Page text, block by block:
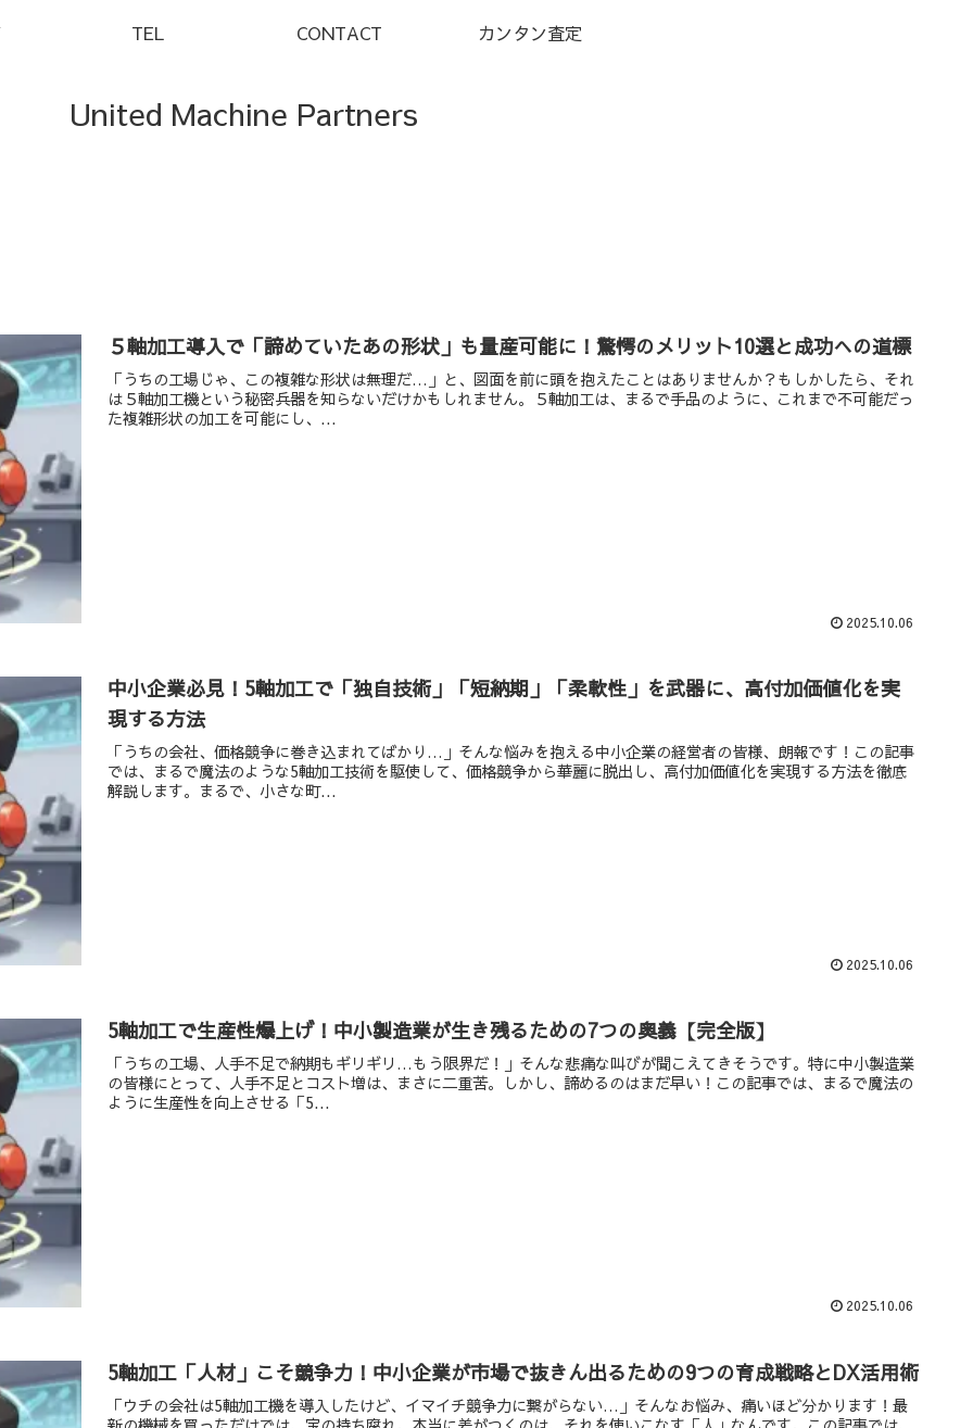
United Machine Partners
TEL CONTACT カンタン査定
５軸加工導入で「諦めていたあの形状」も量産可能に！驚愕のメリット10選と成功への道標
「うちの工場じゃ、この複雑な形状は無理だ…」と、図面を前に頭を抱えたことはありませんか？もしかしたら、それ
は５軸加工機という秘密兵器を知らないだけかもしれません。５軸加工は、まるで手品のように、これまで不可能だっ
た複雑形状の加工を可能にし、...
2025.10.06
中小企業必見！5軸加工で「独自技術」「短納期」「柔軟性」を武器に、高付加価値化を実
現する方法
「うちの会社、価格競争に巻き込まれてばかり…」そんな悩みを抱える中小企業の経営者の皆様、朗報です！この記事
では、まるで魔法のような5軸加工技術を駆使して、価格競争から華麗に脱出し、高付加価値化を実現する方法を徹底
解説します。まるで、小さな町...
2025.10.06
5軸加工で生産性爆上げ！中小製造業が生き残るための7つの奥義【完全版】
「うちの工場、人手不足で納期もギリギリ…もう限界だ！」そんな悲痛な叫びが聞こえてきそうです。特に中小製造業
の皆様にとって、人手不足とコスト増は、まさに二重苦。しかし、諦めるのはまだ早い！この記事では、まるで魔法の
ように生産性を向上させる「5...
2025.10.06
5軸加工「人材」こそ競争力！中小企業が市場で抜きん出るための9つの育成戦略とDX活用術
「ウチの会社は5軸加工機を導入したけど、イマイチ競争力に繋がらない…」そんなお悩み、痛いほど分かります！最